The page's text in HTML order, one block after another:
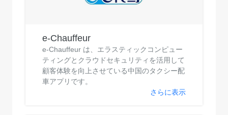
e-Chauffeur
e-Chauffeur は、エラスティックコンピュー
ティングとクラウドセキュリティを活用して
顧客体験を向上させている中国のタクシー配
車アプリです。
さらに表示